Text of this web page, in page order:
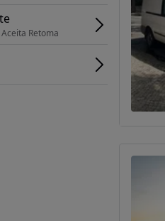
Retoma